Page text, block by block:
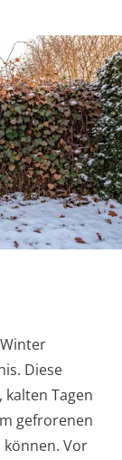
Diese
Tagen
gefrorenen
können. Vor